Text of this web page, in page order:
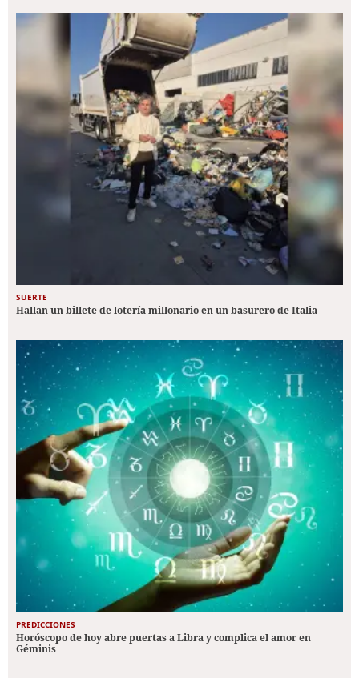
SUERTE
Hallan un billete de lotería millonario en un basurero de Italia
PREDICCIONES
Horóscopo de hoy abre puertas a Libra y complica el amor en
Géminis